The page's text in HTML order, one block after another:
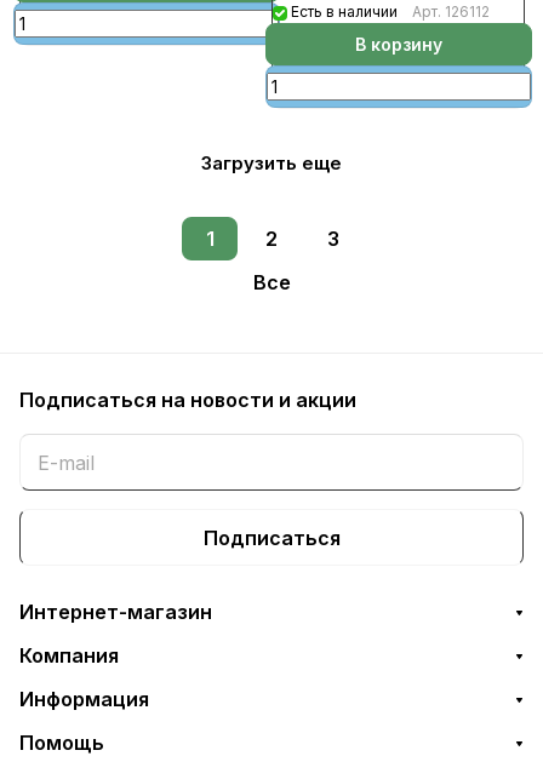
(12шт/уп)
Есть в наличии Арт. 126112
В корзину
Загрузить еще
1 2
3
Все
Подписаться на новости и акции
Подписаться
Интернет-магазин
Компания
Информация
Помощь